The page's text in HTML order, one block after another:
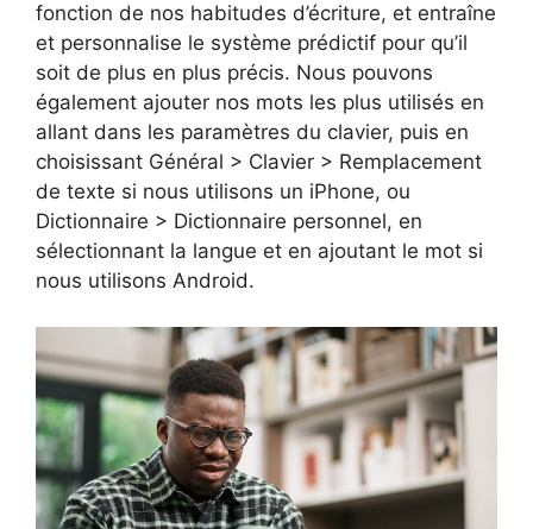
fonction de nos habitudes d’écriture, et entraîne
et personnalise le système prédictif pour qu’il
soit de plus en plus précis. Nous pouvons
également ajouter nos mots les plus utilisés en
allant dans les paramètres du clavier, puis en
choisissant Général > Clavier > Remplacement
de texte si nous utilisons un iPhone, ou
Dictionnaire > Dictionnaire personnel, en
sélectionnant la langue et en ajoutant le mot si
nous utilisons Android.